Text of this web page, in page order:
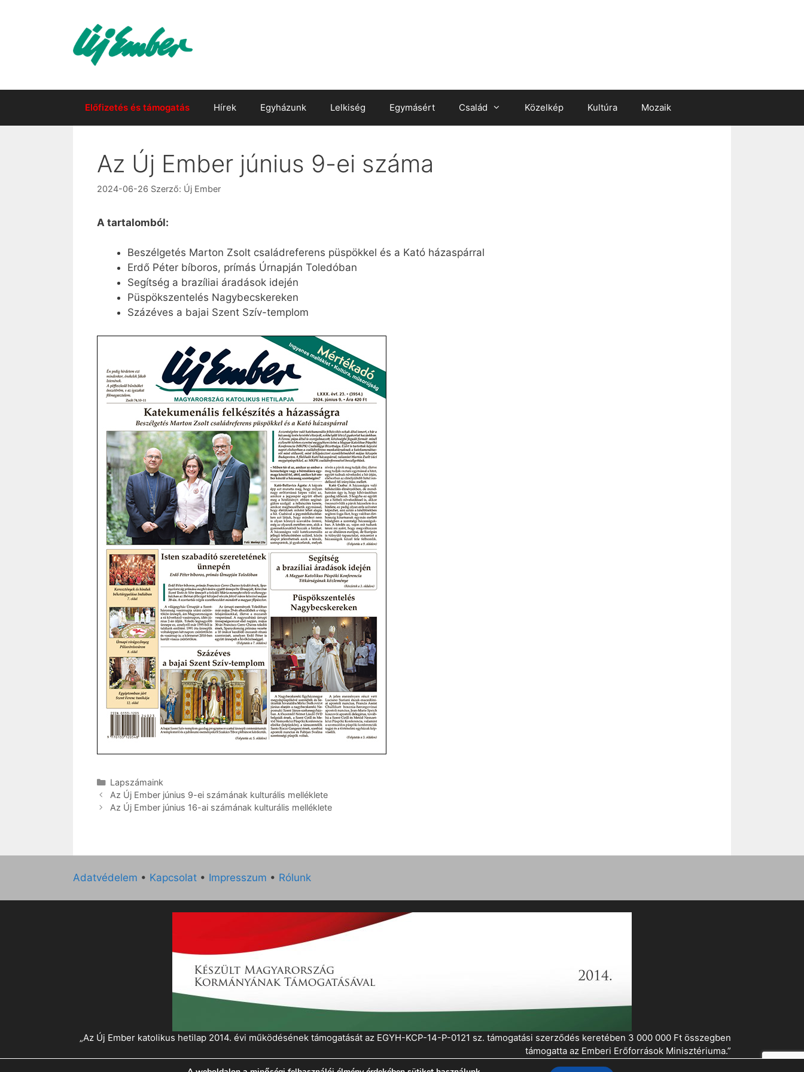
Előfizetés és támogatás Hírek Egyházunk Lelkiség Egymásért Család Közelkép Kultúra Mozaik
Az Új Ember június 9-ei száma
2024-06-26 Szerző: Új Ember
A tartalomból:
Beszélgetés Marton Zsolt családreferens püspökkel és a Kató házaspárral
Erdő Péter bíboros, prímás Úrnapján Toledóban
Segítség a brazíliai áradások idején
Püspökszentelés Nagybecskereken
Százéves a bajai Szent Szív-templom
Kategória
Lapszámaink
Az Új Ember június 9-ei számának kulturális melléklete
Az Új Ember június 16-ai számának kulturális melléklete
Adatvédelem • Kapcsolat • Impresszum • Rólunk
„Az Új Ember katolikus hetilap 2014. évi működésének támogatását az EGYH-KCP-14-P-0121 sz. támogatási szerződés keretében 3 000 000 Ft összegben
támogatta az Emberi Erőforrások Minisztériuma.”